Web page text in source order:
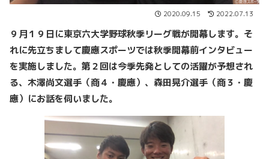
2020.09.15 2022.07.13
９月１９日に東京六大学野球秋季リーグ戦が開幕します。 そ
れに先立ちまして慶應スポーツでは秋季開幕前インタビュー
を実施しました。第２回は今季先発としての活躍が予想され
る、木澤尚文選手（商４・慶應）、森田晃介選手（商３・慶
應）にお話を伺いました。